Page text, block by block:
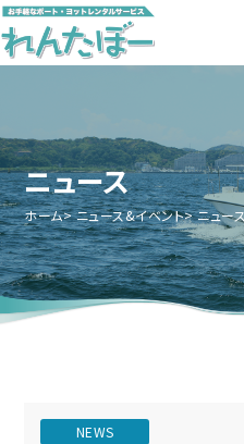
ニュース
ホーム ニュース&イベント ニュース
NEWS